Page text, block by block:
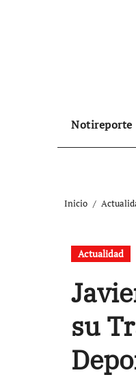
Notireporte
Inicio
Actualidad
su